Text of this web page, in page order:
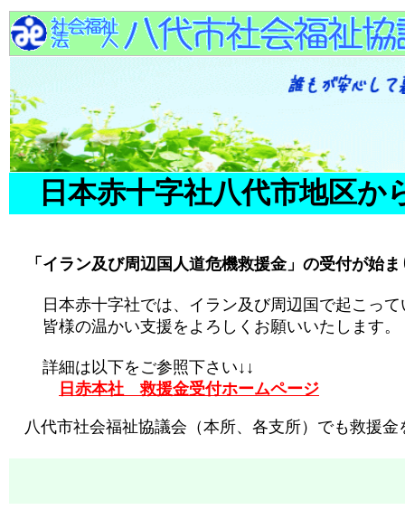
日本赤十字社八代市地区か
「イラン及び周辺国人道危機救援金」の受付が始
日本赤十字社では、イラン及び周辺国で起こって
皆様の温かい支援をよろしくお願いいたします。
詳細は以下をご参照下さい↓↓
日赤本社 救援金受付ホームページ
八代市社会福祉協議会（本所、各支所）でも救援